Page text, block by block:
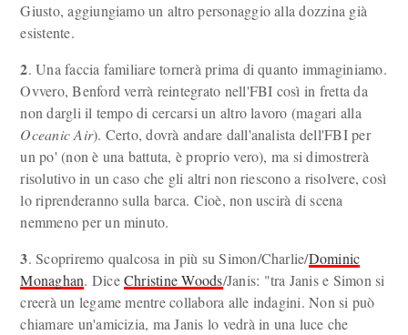
Giusto, aggiungiamo un altro personaggio alla dozzina già
esistente.
2. Una faccia familiare tornerà prima di quanto immaginiamo.
Ovvero, Benford verrà reintegrato nell'FBI così in fretta da
non dargli il tempo di cercarsi un altro lavoro (magari alla
Oceanic Air). Certo, dovrà andare dall'analista dell'FBI per
un po' (non è una battuta, è proprio vero), ma si dimostrerà
risolutivo in un caso che gli altri non riescono a risolvere, così
lo riprenderanno sulla barca. Cioè, non uscirà di scena
nemmeno per un minuto.
3. Scopriremo qualcosa in più su Simon/Charlie/Dominic
Monaghan. DiceChristine Woods/Janis: "tra Janis e Simon si
creerà un legame mentre collabora alle indagini. Non si può
chiamare un'amicizia, ma Janis lo vedrà in una luce che